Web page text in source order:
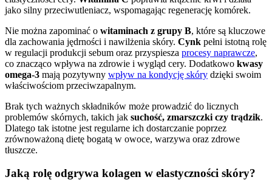
jako silny przeciwutleniacz, wspomagając regenerację komórek.
Nie można zapominać o witaminach z grupy B, które są kluczowe
dla zachowania jędrności i nawilżenia skóry. Cynk pełni istotną rolę
w regulacji produkcji sebum oraz przyspiesza procesy naprawcze,
co znacząco wpływa na zdrowie i wygląd cery. Dodatkowo kwasy
omega-3 mają pozytywny wpływ na kondycję skóry dzięki swoim
właściwościom przeciwzapalnym.
Brak tych ważnych składników może prowadzić do licznych
problemów skórnych, takich jak suchość, zmarszczki czy trądzik.
Dlatego tak istotne jest regularne ich dostarczanie poprzez
zrównoważoną dietę bogatą w owoce, warzywa oraz zdrowe
tłuszcze.
Jaką rolę odgrywa kolagen w elastyczności skóry?